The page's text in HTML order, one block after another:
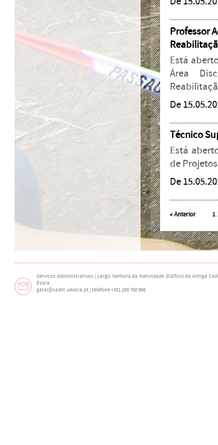
Professor
Está
Área
De
Técnico
Está
de
De
«Anterior 1
Serviços Administrativos | Largo Senhora da Natividade (Edifício da Antiga
Évora
geral@sadm.uevora.pt | telefone +351 266 760 966